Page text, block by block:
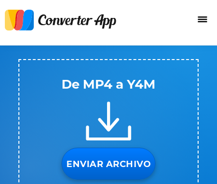
De MP4 a Y4M
ENVIAR ARCHIVO